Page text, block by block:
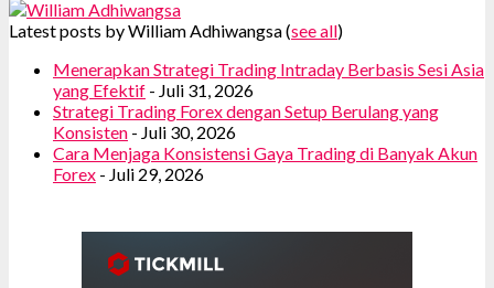
Latest posts by William Adhiwangsa(see all)
Menerapkan Strategi Trading Intraday Berbasis Sesi Asia
yang Efektif - Juli 31, 2026
Strategi Trading Forex dengan Setup Berulang yang
Konsisten - Juli 30, 2026
Cara Menjaga Konsistensi Gaya Trading di Banyak Akun
Forex - Juli 29, 2026